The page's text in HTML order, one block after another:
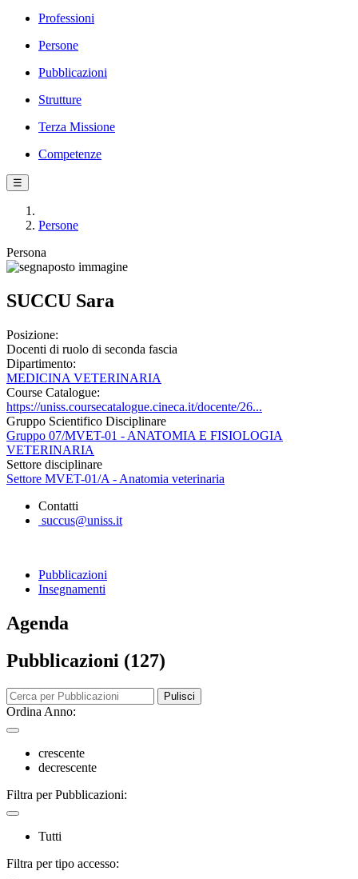
Professioni
Persone
Pubblicazioni
Strutture
Terza Missione
Competenze
☰
Persone
Persona
SUCCU Sara
Posizione:
Docenti di ruolo di seconda fascia
Dipartimento:
MEDICINA VETERINARIA
Course Catalogue:
https://uniss.coursecatalogue.cineca.it/docente/26...
Gruppo Scientifico Disciplinare
Gruppo 07/MVET-01 - ANATOMIA E FISIOLOGIA
VETERINARIA
Settore disciplinare
Settore MVET-01/A - Anatomia veterinaria
Contatti
succus@uniss.it
Pubblicazioni
Insegnamenti
Agenda
Pubblicazioni (127)
Pulisci
Ordina Anno:
crescente
decrescente
Filtra per Pubblicazioni:
Tutti
Filtra per tipo accesso: